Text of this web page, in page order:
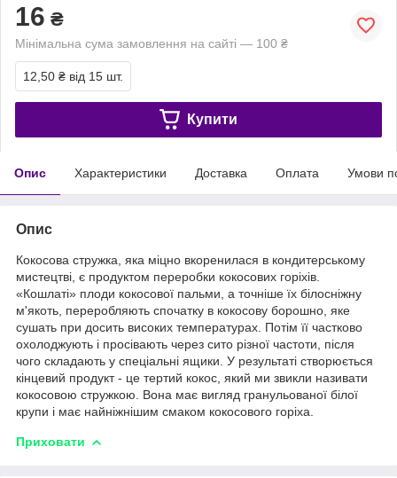
16 ₴
Мінімальна сума замовлення на сайті — 100 ₴
12,50 ₴ від 15 шт.
Купити
Опис Характеристики Доставка Оплата Умови
Опис
Кокосова стружка, яка міцно вкоренилася в кондитерському
мистецтві, є продуктом переробки кокосових горіхів.
«Кошлаті» плоди кокосової пальми, а точніше їх білосніжну
м'якоть, переробляють спочатку в кокосову борошно, яке
сушать при досить високих температурах. Потім її частково
охолоджують і просівають через сито різної частоти, після
чого складають у спеціальні ящики. У результаті створюється
кінцевий продукт - це тертий кокос, який ми звикли називати
кокосовою стружкою. Вона має вигляд гранульованої білої
крупи і має найніжнішим смаком кокосового горіха.
Приховати